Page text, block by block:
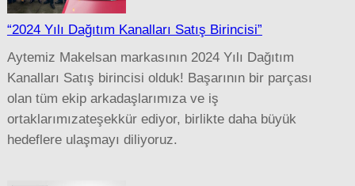
“2024 Yılı Dağıtım Kanalları Satış Birincisi”
Aytemiz Makelsan markasının 2024 Yılı Dağıtım
Kanalları Satış birincisi olduk! Başarının bir parçası
olan tüm ekip arkadaşlarımıza ve iş
ortaklarımızateşekkür ediyor, birlikte daha büyük
hedeflere ulaşmayı diliyoruz.